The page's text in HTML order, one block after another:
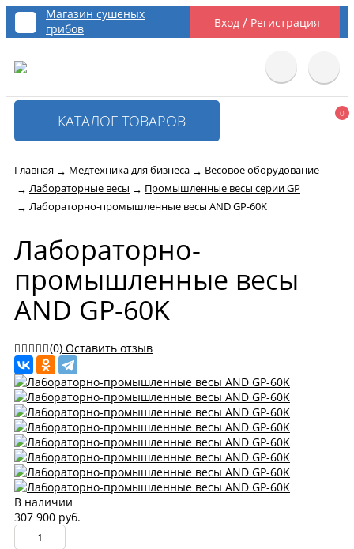
Вход / Регистрация
Магазин сушеных
грибов
КАТАЛОГ ТОВАРОВ 0
Главная → Медтехника для бизнеса → Весовое оборудование
→ Лабораторные весы → Промышленные весы серии GP
→ Лабораторно-промышленные весы AND GP-60K
Лабораторно-
промышленные весы
AND GP-60K
(0) Оставить отзыв
В наличии
307 900 руб.